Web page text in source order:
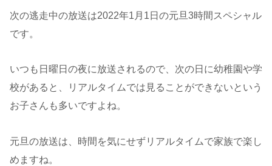
次の逃走中の放送は2022年1月1日の元旦3時間スペシャル
です。
いつも日曜日の夜に放送されるので、次の日に幼稚園や学
校があると、リアルタイムでは見ることができないという
お子さんも多いですよね。
元旦の放送は、時間を気にせずリアルタイムで家族で楽し
めますね。